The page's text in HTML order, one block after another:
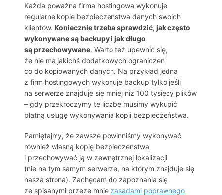
Każda poważna firma hostingowa wykonuje
regularne kopie bezpieczeństwa danych swoich
klientów. Koniecznie trzeba sprawdzić, jak często
wykonywane są backupy i jak długo
są przechowywane. Warto też upewnić się,
że nie ma jakichś dodatkowych ograniczeń
co do kopiowanych danych. Na przykład jedna
z firm hostingowych wykonuje backup tylko jeśli
na serwerze znajduje się mniej niż 100 tysięcy plików
– gdy przekroczymy tę liczbę musimy wykupić
płatną usługę wykonywania kopii bezpieczeństwa.
Pamiętajmy, że zawsze powinniśmy wykonywać
również własną kopię bezpieczeństwa
i przechowywać ją w zewnętrznej lokalizacji
(nie na tym samym serwerze, na którym znajduje się
nasza strona). Zachęcam do zapoznania się
ze spisanymi przeze mnie zasadami poprawnego